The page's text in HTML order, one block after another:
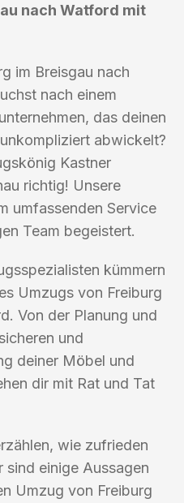
nach Watford mit
im Breisgau nach
nach einem
das deinen
abwickelt?
Kastner
richtig! Unsere
umfassenden Service
Team begeistert.
kümmern
Umzugs von Freiburg
Von der Planung und
und
deiner Möbel und
dir mit Rat und Tat
wie zufrieden
sind einige Aussagen
Umzug von Freiburg